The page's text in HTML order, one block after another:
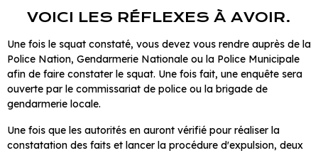
VOICI LES RÉFLEXES À AVOIR.
Une fois le squat constaté, vous devez vous rendre auprès de la
Police Nation, Gendarmerie Nationale ou la Police Municipale
afin de faire constater le squat. Une fois fait, une enquête sera
ouverte par le commissariat de police ou la brigade de
gendarmerie locale.
Une fois que les autorités en auront vérifié pour réaliser la
constatation des faits et lancer la procédure d'expulsion, deux